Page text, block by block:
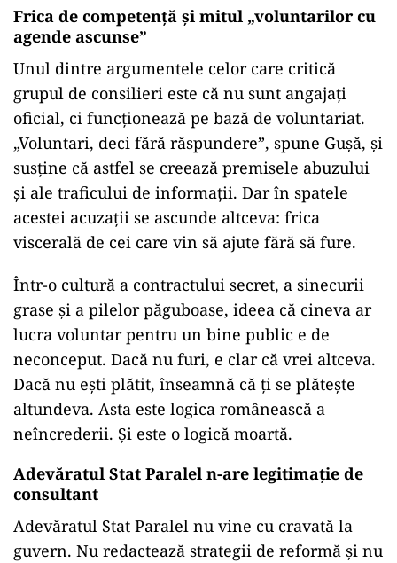
Frica de competență și mitul „voluntarilor cu
agende ascunse”
Unul dintre argumentele celor care critică
grupul de consilieri este că nu sunt angajați
oficial, ci funcționează pe bază de voluntariat.
„Voluntari, deci fără răspundere”, spune Gușă, și
susține că astfel se creează premisele abuzului
și ale traficului de informații. Dar în spatele
acestei acuzații se ascunde altceva: frica
viscerală de cei care vin să ajute fără să fure.
Într-o cultură a contractului secret, a sinecurii
grase și a pilelor păguboase, ideea că cineva ar
lucra voluntar pentru un bine public e de
neconceput. Dacă nu furi, e clar că vrei altceva.
Dacă nu ești plătit, înseamnă că ți se plătește
altundeva. Asta este logica românească a
neîncrederii. Și este o logică moartă.
Adevăratul Stat Paralel n-are legitimație de
consultant
Adevăratul Stat Paralel nu vine cu cravată la
guvern. Nu redactează strategii de reformă și nu